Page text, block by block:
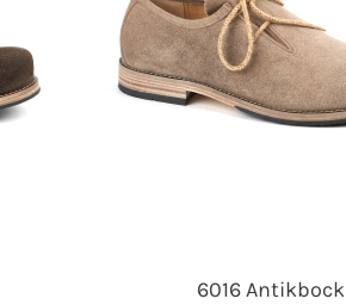
6016 Antikbock